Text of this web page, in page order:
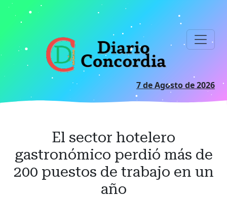
7 de Agosto de 2026
El sector hotelero
gastronómico perdió más de
200 puestos de trabajo en un
año